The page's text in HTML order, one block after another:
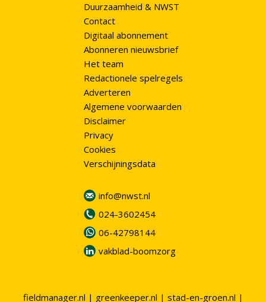
Duurzaamheid & NWST
Contact
Digitaal abonnement
Abonneren nieuwsbrief
Het team
Redactionele spelregels
Adverteren
Algemene voorwaarden
Disclaimer
Privacy
Cookies
Verschijningsdata
info@nwst.nl
024-3602454
06-42798144
vakblad-boomzorg
fieldmanager.nl | greenkeeper.nl | stad-en-groen.nl |